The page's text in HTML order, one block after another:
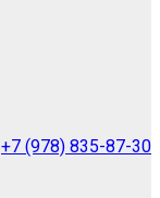
+7 (978) 835-87-30